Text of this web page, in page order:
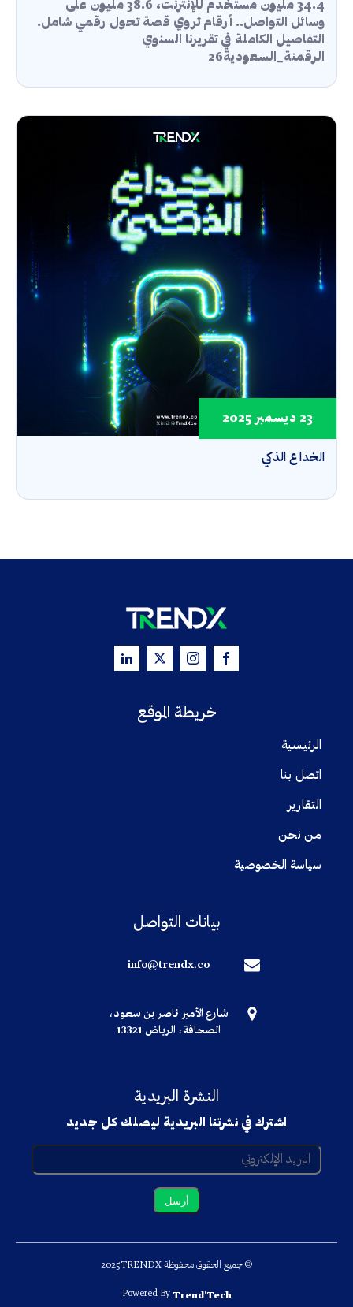
34.4 مليون مستخدم للإنترنت، 38.6 مليون على
وسائل التواصل.. أرقام تروي قصة تحول رقمي شامل.
التفاصيل الكاملة في تقريرنا السنوي
الرقمنة_السعودية26
الخداع الذكي
23 ديسمبر 2025
خريطة الموقع
الرئيسية
اتصل بنا
التقارير
من نحن
سياسة الخصوصية
بيانات التواصل
info@trendx.co
شارع الأمير ناصر بن سعود،
الصحافة، الرياض 13321
النشرة البريدية
اشترك في نشرتنا البريدية ليصلك كل جديد
© جميع الحقوق محفوظة TRENDX 2025
Powered By Trend'Tech